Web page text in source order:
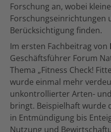
Forschung an, wobei
Forschungseinrichtungen
Berücksichtigung finden.
Im ersten Fachbeitrag von
Geschäftsführer Forum
Thema „Fitness Check!
wurde einmal mehr
unkontrollierter Arten-
bringt. Beispielhaft wurde
in Entmündigung bis
Nutzung und